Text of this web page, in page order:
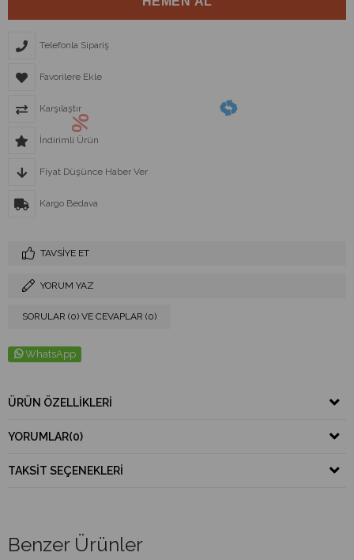
Telefonla Sipariş
Favorilere Ekle
Karşılaştır
İndirimli Ürün
Fiyat Düşünce Haber Ver
Kargo Bedava
TAVSIYE ET
YORUM YAZ
SORULAR (0) VE CEVAPLAR (0)
WhatsApp
ÜRÜN ÖZELLIKLERI
YORUMLAR(0)
TAKSIT SEÇENEKLERI
Benzer Ürünler